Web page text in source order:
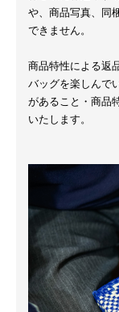
や、商品写真、同
できません。
商品特性による返
バッグを楽しんで
があること・商品
いたします。